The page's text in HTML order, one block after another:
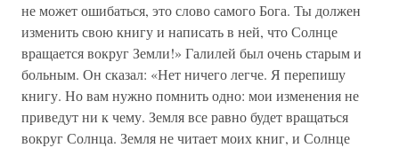
не может ошибаться, это слово самого Бога. Ты должен
изменить свою книгу и написать в ней, что Солнце
вращается вокруг Земли!» Галилей был очень старым и
больным. Он сказал: «Нет ничего легче. Я перепишу
книгу. Но вам нужно помнить одно: мои изменения не
приведут ни к чему. Земля все равно будет вращаться
вокруг Солнца. Земля не читает моих книг, и Солнце